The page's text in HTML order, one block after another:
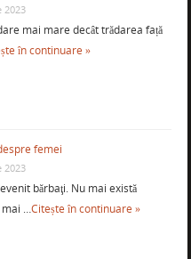
2023
mai mare decât trădarea față
în continuare »
femei
2023
bărbaţi. Nu mai există
mai …Citește în continuare »